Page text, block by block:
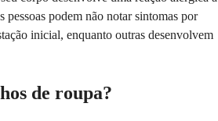
podem não notar sintomas por
inicial, enquanto outras desenvolvem
de roupa?